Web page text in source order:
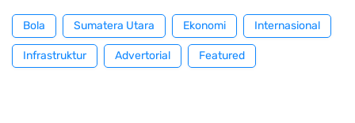
Bola Sumatera Utara Ekonomi Internasional
Infrastruktur Advertorial Featured